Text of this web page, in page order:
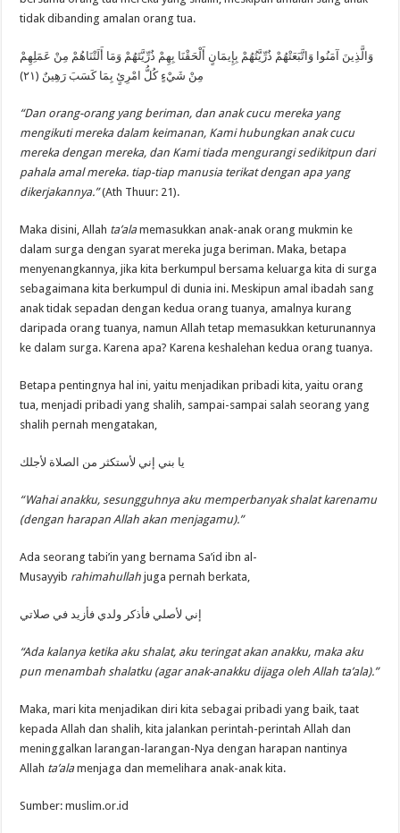
tidak dibanding amalan orang tua.
وَالَّذِينَ آمَنُوا وَاتَّبَعَتْهُمْ ذُرِّيَّتُهُمْ بِإِيمَانٍ أَلْحَقْنَا بِهِمْ ذُرِّيَّتَهُمْ وَمَا أَلَتْنَاهُمْ مِنْ عَمَلِهِمْ
مِنْ شَيْءٍ كُلُّ امْرِئٍ بِمَا كَسَبَ رَهِينٌ (٢١)
“Dan orang-orang yang beriman, dan anak cucu mereka yang
mengikuti mereka dalam keimanan, Kami hubungkan anak cucu
mereka dengan mereka, dan Kami tiada mengurangi sedikitpun dari
pahala amal mereka. tiap-tiap manusia terikat dengan apa yang
dikerjakannya.”(Ath Thuur: 21).
Maka disini, Allah ta’alamemasukkan anak-anak orang mukmin ke
dalam surga dengan syarat mereka juga beriman. Maka, betapa
menyenangkannya, jika kita berkumpul bersama keluarga kita di surga
sebagaimana kita berkumpul di dunia ini. Meskipun amal ibadah sang
anak tidak sepadan dengan kedua orang tuanya, amalnya kurang
daripada orang tuanya, namun Allah tetap memasukkan keturunannya
ke dalam surga. Karena apa? Karena keshalehan kedua orang tuanya.
Betapa pentingnya hal ini, yaitu menjadikan pribadi kita, yaitu orang
tua, menjadi pribadi yang shalih, sampai-sampai salah seorang yang
shalih pernah mengatakan,
يا بني إني لأستكثر من الصلاة لأجلك
“Wahai anakku, sesungguhnya aku memperbanyak shalat karenamu
(dengan harapan Allah akan menjagamu).”
Ada seorang tabi’in yang bernama Sa’id ibn al-
Musayyib rahimahullah juga pernah berkata,
إني لأصلي فأذكر ولدي فأزيد في صلاتي
“Ada kalanya ketika aku shalat, aku teringat akan anakku, maka aku
pun menambah shalatku (agar anak-anakku dijaga oleh Allah ta’ala).”
Maka, mari kita menjadikan diri kita sebagai pribadi yang baik, taat
kepada Allah dan shalih, kita jalankan perintah-perintah Allah dan
meninggalkan larangan-larangan-Nya dengan harapan nantinya
Allah ta’alamenjaga dan memelihara anak-anak kita.
Sumber: muslim.or.id